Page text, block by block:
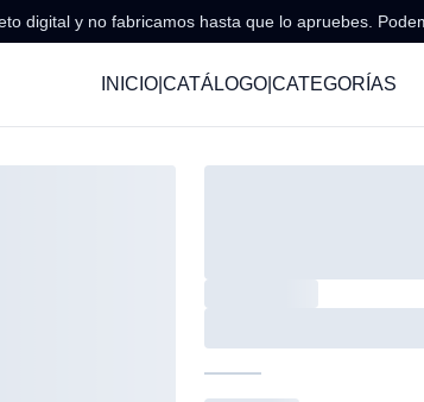
digital y no fabricamos hasta que lo apruebes.
INICIO| CATÁLOGO| CATEGORÍAS